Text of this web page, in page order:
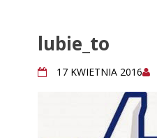
lubie_to
17 KWIETNIA 2016